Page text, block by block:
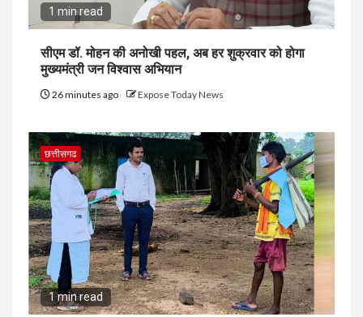
1 min read
सीएम डॉ. मोहन की अनोखी पहल, अब हर शुक्रवार को होगा
मुख्यमंत्री जन विश्वास अभियान
26 minutes ago Expose Today News
छत्तीसगढ
1 min read